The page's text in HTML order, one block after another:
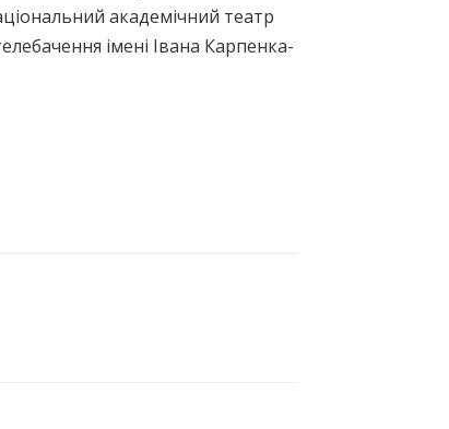
академічний театр
імені Івана Карпенка-